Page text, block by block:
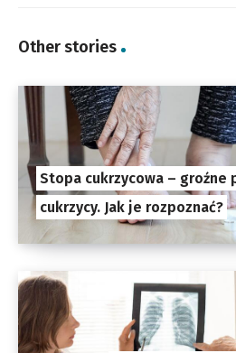
Other stories
Stopa cukrzycowa – groźne
cukrzycy. Jak je rozpoznać?